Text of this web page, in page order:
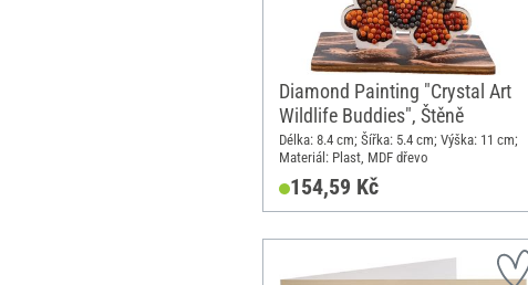
Diamond Painting "Crystal Art
Wildlife Buddies", Štěně
Délka: 8.4 cm; Šířka: 5.4 cm; Výška: 11 cm;
Materiál: Plast, MDF dřevo
154,59 Kč